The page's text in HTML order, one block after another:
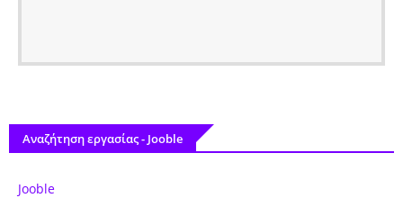
Αναζήτηση εργασίας - Jooble
Jooble